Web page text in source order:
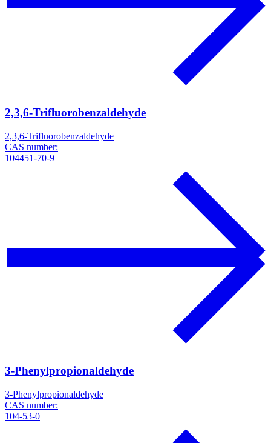
2,3,6-Trifluorobenzaldehyde
2,3,6-Trifluorobenzaldehyde
CAS number:
104451-70-9
3-Phenylpropionaldehyde
3-Phenylpropionaldehyde
CAS number:
104-53-0